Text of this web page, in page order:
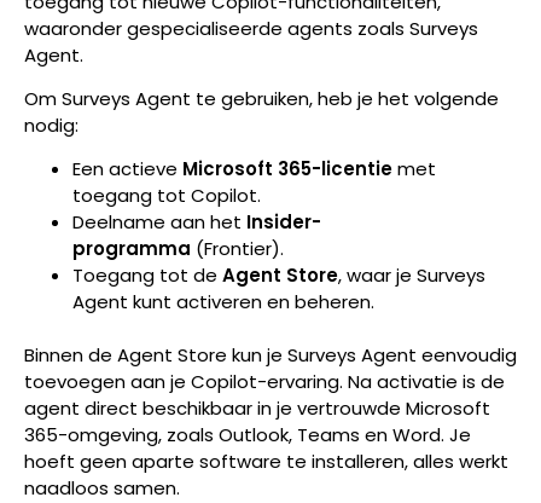
waaronder gespecialiseerde agents zoals Surveys
Agent.
Om Surveys Agent te gebruiken, heb je het volgende
nodig:
Een actieve Microsoft 365-licentiemet
toegang tot Copilot.
Deelname aan het Insider-
programma (Frontier).
Toegang tot de Agent Store, waar je Surveys
Agent kunt activeren en beheren.
Binnen de Agent Store kun je Surveys Agent eenvoudig
toevoegen aan je Copilot-ervaring. Na activatie is de
agent direct beschikbaar in je vertrouwde Microsoft
365-omgeving, zoals Outlook, Teams en Word. Je
hoeft geen aparte software te installeren, alles werkt
naadloos samen.